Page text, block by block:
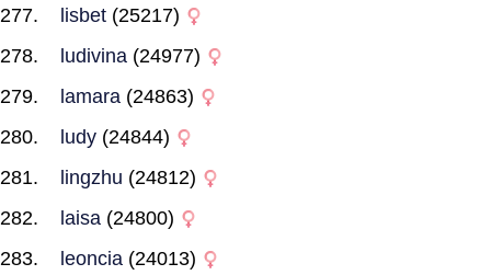
lisbet (25217)
ludivina (24977)
lamara (24863)
ludy (24844)
lingzhu (24812)
laisa (24800)
leoncia (24013)